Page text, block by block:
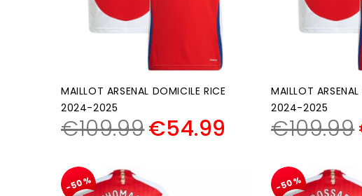
MAILLOT ARSENAL DOMICILE RICE
2024-2025
€109.99€54.99
MAILLOT
2024-2025
€109.99
-50% -50%